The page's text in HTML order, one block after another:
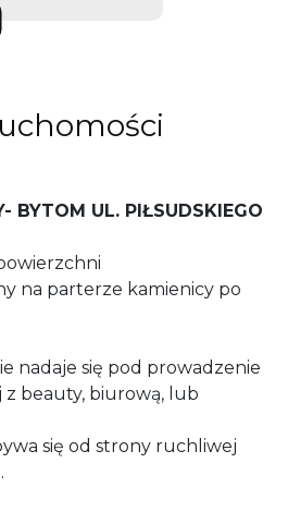
BYTOM UL. PIŁSUDSKIEGO
na parterze kamienicy po
nadaje się pod prowadzenie
z beauty, biurową, lub
się od strony ruchliwej